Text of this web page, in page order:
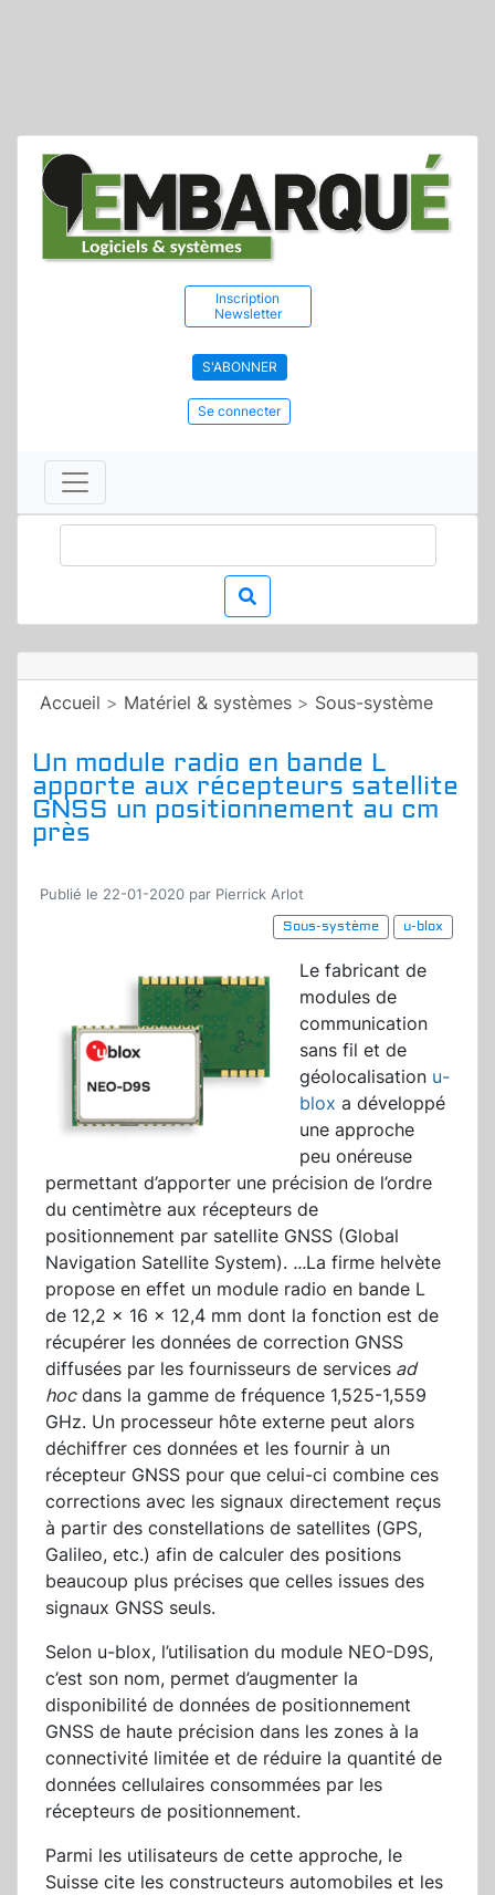
Inscription
Newsletter
S'ABONNER
Se connecter
Accueil > Matériel & systèmes > Sous-système
Un module radio en bande L
apporte aux récepteurs satellite
GNSS un positionnement au cm
près
Publié le 22-01-2020 par Pierrick Arlot
Sous-système
u-blox
Le fabricant de
modules de
communication
sans fil et de
géolocalisation u-
blox a développé
une approche
peu onéreuse
permettant d’apporter une précision de l’ordre
du centimètre aux récepteurs de
positionnement par satellite GNSS (Global
Navigation Satellite System). ...La firme helvète
propose en effet un module radio en bande L
de 12,2 x 16 x 12,4 mm dont la fonction est de
récupérer les données de correction GNSS
diffusées par les fournisseurs de services ad
hocdans la gamme de fréquence 1,525-1,559
GHz. Un processeur hôte externe peut alors
déchiffrer ces données et les fournir à un
récepteur GNSS pour que celui-ci combine ces
corrections avec les signaux directement reçus
à partir des constellations de satellites (GPS,
Galileo, etc.) afin de calculer des positions
beaucoup plus précises que celles issues des
signaux GNSS seuls.
Selon u-blox, l’utilisation du module NEO-D9S,
c’est son nom, permet d’augmenter la
disponibilité de données de positionnement
GNSS de haute précision dans les zones à la
connectivité limitée et de réduire la quantité de
données cellulaires consommées par les
récepteurs de positionnement.
Parmi les utilisateurs de cette approche, le
Suisse cite les constructeurs automobiles et les